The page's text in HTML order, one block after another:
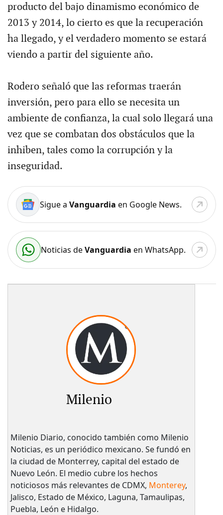
producto del bajo dinamismo económico de
2013 y 2014, lo cierto es que la recuperación
ha llegado, y el verdadero momento se estará
viendo a partir del siguiente año.
Rodero señaló que las reformas traerán
inversión, pero para ello se necesita un
ambiente de confianza, la cual solo llegará una
vez que se combatan dos obstáculos que la
inhiben, tales como la corrupción y la
inseguridad.
Sigue a Vanguardia en Google News.
Noticias deVanguardia en WhatsApp.
Milenio
Milenio Diario, conocido también como Milenio
Noticias, es un periódico mexicano. Se fundó en
la ciudad de Monterrey, capital del estado de
Nuevo León. El medio cubre los hechos
noticiosos más relevantes de CDMX, Monterey,
Jalisco, Estado de México, Laguna, Tamaulipas,
Puebla, León e Hidalgo.